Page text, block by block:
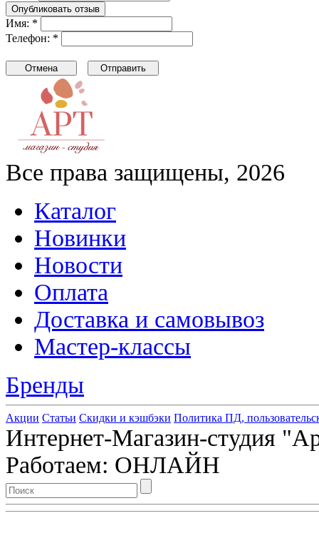
Имя: *
Телефон: *
Все права защищены, 2026
Каталог
Новинки
Новости
Оплата
Доставка и самовывоз
Мастер-классы
Бренды
Акции Статьи Скидки и кэшбэки Политика ПД,
Интернет-Магазин-студия
Работаем: ОНЛАЙН